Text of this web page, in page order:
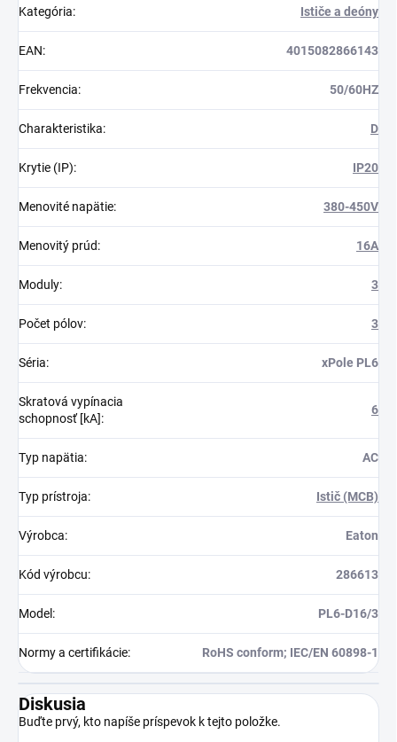
Kategória: Ističe a deóny
EAN: 4015082866143
Frekvencia: 50/60HZ
Charakteristika: D
Krytie (IP): IP20
Menovité napätie: 380-450V
Menovitý prúd: 16A
Moduly: 3
Počet pólov: 3
Séria: xPole PL6
Skratová vypínacia
schopnosť [kA]:
6
Typ napätia: AC
Typ prístroja: Istič (MCB)
Výrobca: Eaton
Kód výrobcu: 286613
Model : PL6-D16/3
Normy a certifikácie: RoHS conform; IEC/EN 60898-1
Diskusia
Buďte prvý, kto napíše príspevok k tejto položke.